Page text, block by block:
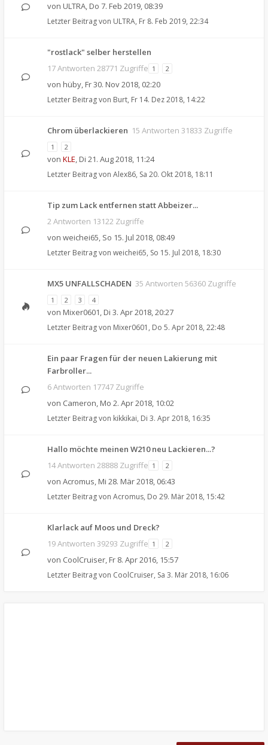
von ULTRA, Do 7. Feb 2019, 08:39
Letzter Beitrag von ULTRA, Fr 8. Feb 2019, 22:34
"rostlack" selber herstellen
17 Antworten 28771 Zugriffe 1 2
von hüby, Fr 30. Nov 2018, 02:20
Letzter Beitrag von Burt, Fr 14. Dez 2018, 14:22
Chrom überlackieren 15 Antworten 31833 Zugriffe
1 2
von KLE, Di 21. Aug 2018, 11:24
Letzter Beitrag von Alex86, Sa 20. Okt 2018, 18:11
Tip zum Lack entfernen statt Abbeizer...
2 Antworten 13122 Zugriffe
von weichei65, So 15. Jul 2018, 08:49
Letzter Beitrag von weichei65, So 15. Jul 2018, 18:30
MX5 UNFALLSCHADEN 35 Antworten 56360 Zugriffe
1 2 3 4
von Mixer0601, Di 3. Apr 2018, 20:27
Letzter Beitrag von Mixer0601 , Do 5. Apr 2018, 22:48
Ein paar Fragen für der neuen Lakierung mit
Farbroller...
6 Antworten 17747 Zugriffe
von Cameron, Mo 2. Apr 2018, 10:02
Letzter Beitrag von kikkikai, Di 3. Apr 2018, 16:35
Hallo möchte meinen W210 neu Lackieren...?
14 Antworten 28888 Zugriffe 1 2
von Acromus, Mi 28. Mär 2018, 06:43
Letzter Beitrag von Acromus, Do 29. Mär 2018, 15:42
Klarlack auf Moos und Dreck?
19 Antworten 39293 Zugriffe 1 2
von CoolCruiser, Fr 8. Apr 2016, 15:57
Letzter Beitrag von CoolCruiser, Sa 3. Mär 2018, 16:06